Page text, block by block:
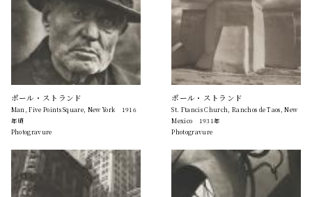
ポール・ストランド
Man, Five Points Square, New York 1916
年頃
Photogravure
ポール・ストランド
St. Ftancis Church, Ranchos de Taos, New
Mexico 1931年
Photogravure